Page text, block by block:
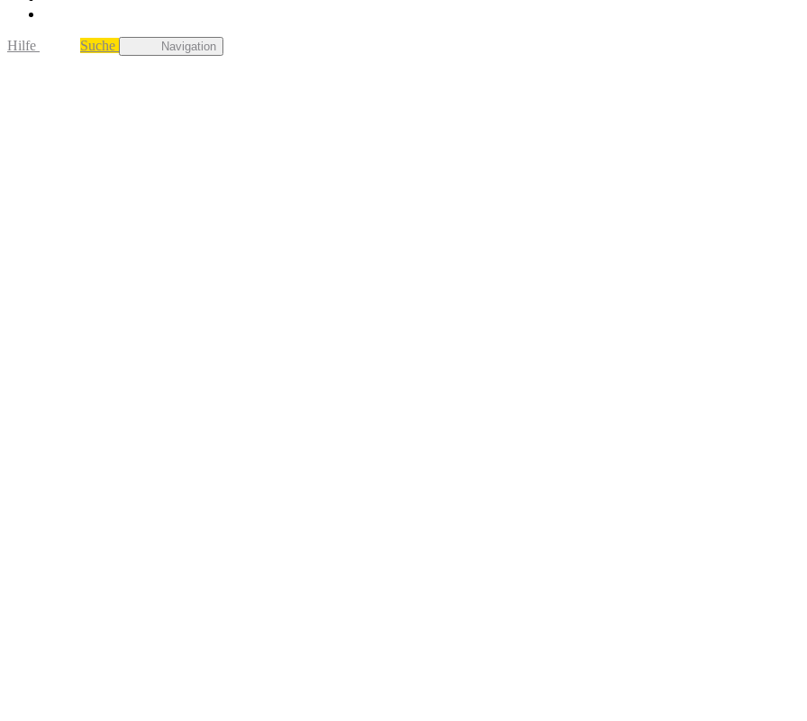
Hilfe Suche Navigation